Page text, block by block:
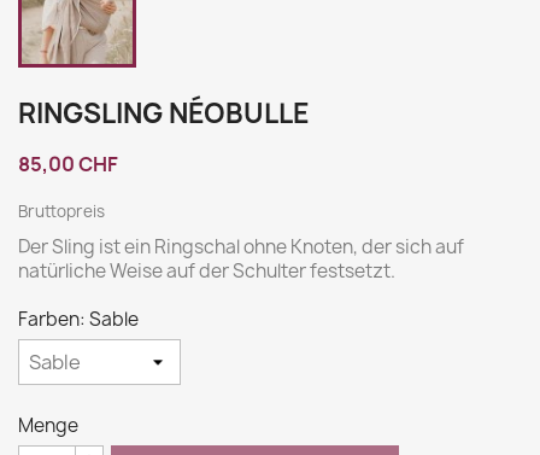
RINGSLING NÉOBULLE
85,00 CHF
Bruttopreis
Der Sling ist ein Ringschal ohne Knoten, der sich auf
natürliche Weise auf der Schulter festsetzt.
Farben: Sable
Menge